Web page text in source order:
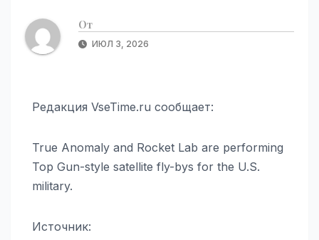
От
ИЮЛ 3, 2026
Редакция VseTime.ru сообщает:
True Anomaly and Rocket Lab are performing
Top Gun-style satellite fly-bys for the U.S.
military.
Источник: